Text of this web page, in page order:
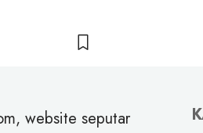
website seputar